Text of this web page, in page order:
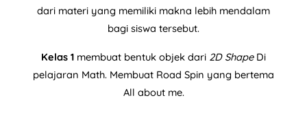
dari materi yang memiliki makna lebih mendalam
bagi siswa tersebut.
Kelas 1 membuat bentuk objek dari 2D Shape Di
pelajaran Math. Membuat Road Spin yang bertema
All about me.